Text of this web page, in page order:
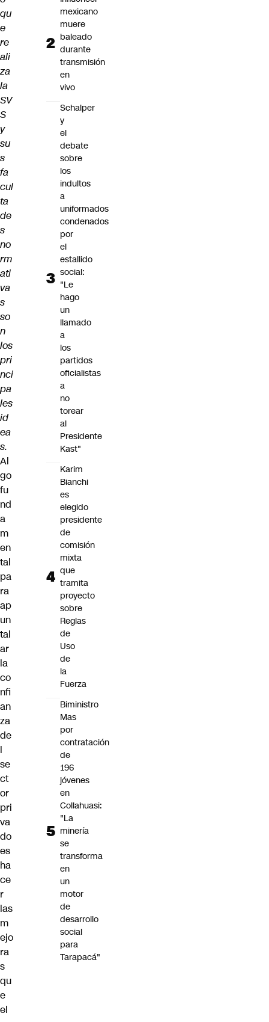
qu
e
re
ali
za
la
SV
S
y
su
s
fa
cul
ta
de
s
no
rm
ati
va
s
so
n
los
pri
nci
pa
les
id
ea
s.
Al
go
fu
nd
a
m
en
tal
pa
ra
ap
un
tal
ar
la
co
nfi
an
za
de
l
se
ct
or
pri
va
do
es
ha
ce
r
las
m
ejo
ra
s
qu
e
el
mexicano
muere
baleado
durante
transmisión
en
vivo
Schalper
y
el
debate
sobre
los
indultos
a
uniformados
condenados
por
el
estallido
social:
"Le
hago
un
llamado
a
los
partidos
oficialistas
a
no
torear
al
Presidente
Kast"
Karim
Bianchi
es
elegido
presidente
de
comisión
mixta
que
tramita
proyecto
sobre
Reglas
de
Uso
de
la
Fuerza
Biministro
Mas
por
contratación
de
196
jóvenes
en
Collahuasi:
"La
minería
se
transforma
en
un
motor
de
desarrollo
social
para
Tarapacá"